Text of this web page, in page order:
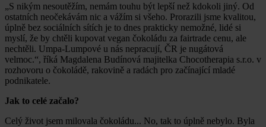
„S nikým nesoutěžím, nemám touhu být lepší než kdokoli jiný. Od
ostatních neočekávám nic a vážím si všeho. Prorazili jsme kvalitou,
úplně bez sociálních sítích je to dnes prakticky nemožné, lidé si
myslí, že by chtěli kupovat vegan čokoládu za fairtrade cenu, ale
nechtěli. Umpa-Lumpové u nás nepracují, ČR je nugátová
velmoc.“, říká Magdalena Budínová majitelka Chocotherapia s.r.o. v
rozhovoru o čokoládě, rakovině a radách pro začínající mladé
podnikatele.
Jak to celé začalo?
Celý život jsem milovala čokoládu... No, tak to úplně nebylo. Byla